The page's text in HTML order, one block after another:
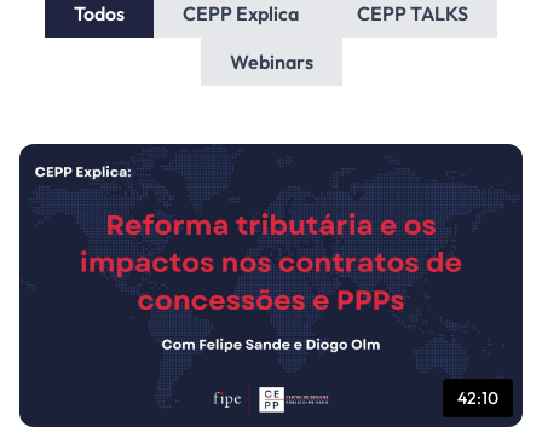
Todos CEPP Explica
CEPP TALKS
Webinars
42:10